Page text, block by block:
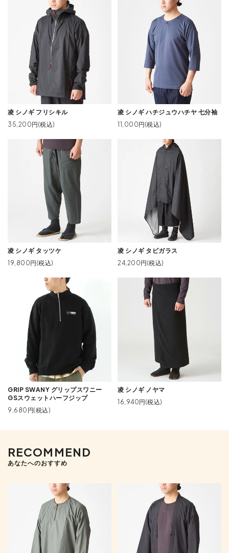
凌 シノギ フリシキル
35,200円(税込)
凌 シノギ ハチジュウハチヤ 七分袖
11,000円(税込)
凌 シノギ タッツケ
19,800円(税込)
凌 シノギ タビガラス
24,200円(税込)
GRIP SWANY グリップスワニー
GSスウェットハーフジップ
9,680円(税込)
凌 シノギ ノヤマ
16,940円(税込)
RECOMMEND
あなたへのおすすめ